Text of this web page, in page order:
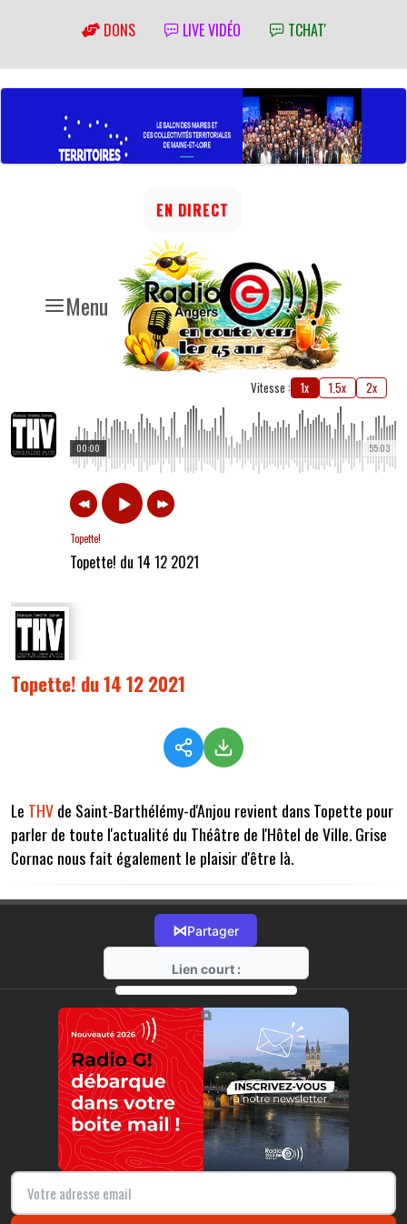
DONS LIVE VIDÉO TCHAT'
Menu
EN DIRECT
Vitesse : 1x 1.5x 2x
55:03
00:00
Topette!
Topette! du 14 12 2021
Topette! du 14 12 2021
Le THVde Saint-Barthélémy-d'Anjou revient dans Topette pour
parler de toute l'actualité du Théâtre de l'Hôtel de Ville. Grise
Cornac nous fait également le plaisir d'être là.
⋈Partager
Lien court :
https://radio-g.fr?7159
⧉